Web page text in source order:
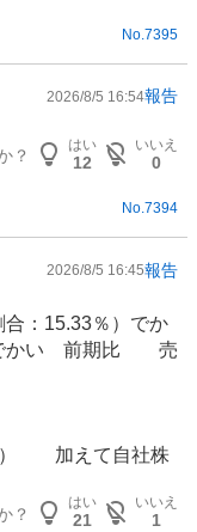
No. 7395
2026/8/5 16:54報告
？
はい
12
いいえ
0
No.7394
2026/8/5 16:45報告
合：15.33％）でか
かい 前期比 売
） 加えて自社株
？
はい
21
いいえ
1